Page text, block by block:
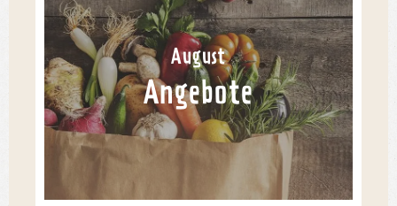
August
Angebote